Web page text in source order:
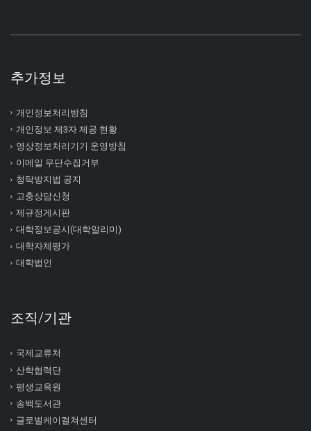
추가정보
개인정보처리방침
개인정보 제3자 제공 현황
영상정보처리기기 운영방침
이메일 무단수집거부
청탁방지법 공지
고충상담신청
제규정게시판
대학정보공시(대학알리미)
대학자체평가
대학법인
조직/기관
국제교류처
산학협력단
평생교육원
송백도서관
글로벌케이컬쳐센터